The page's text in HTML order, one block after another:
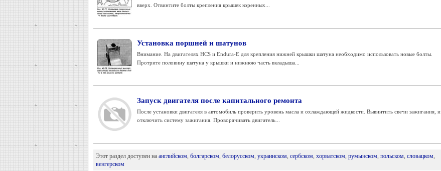
вверх. Отвинтите болты крепления крышек коренных...
Установка поршней и шатунов
Внимание. На двигателях HCS и Endura-Е для крепления нижней крышки шатуна необходимо использовать новые болты.
Протрите половину шатуна у крышки и нижнюю часть вкладыша...
Запуск двигателя после капитального ремонта
После установки двигателя в автомобиль проверить уровень масла и охлаждающей жидкости. Вывинтить свечи зажигания, и
отключить систему зажигания. Проворачивать двигатель...
Этот раздел доступен на английском, болгарском, белорусском, украинском, сербском, хорватском, румынском, польском, словацком,
венгерском